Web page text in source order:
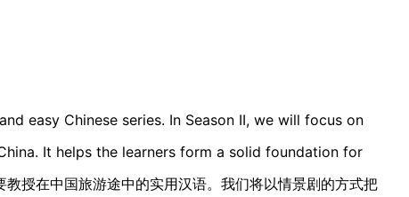
easy Chinese series. In Season II, we will focus on
It helps the learners form a solid foundation for
授在中国旅游途中的实用汉语。我们将以情景剧的方式把